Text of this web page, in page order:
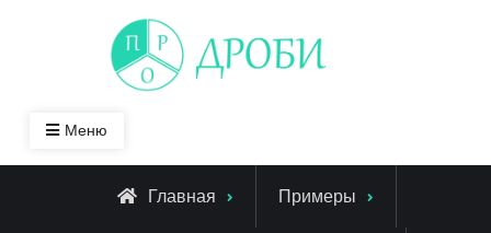
Меню
Главная Примеры